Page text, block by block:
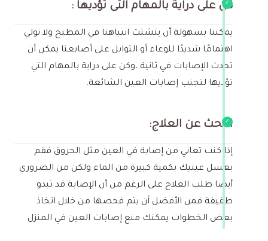
كن على دراية بالمهام التى تؤديها :
يمكننا بسهولة أن يتشتت انتباهنا في المطبخ ولا نولي
اهتمامًا شديدًا للوعاء أو التوابل على أصابعنا يمكن أن
تحدث الإصابات في ثانية ،وكن على دراية بالمهام التي
تؤديها لتجنب إصابات العين الشائعة.
البحث عن العلاج:
إذا كنت تعاني من إصابة في العين مثل الحروق فقم
بغسل عينيك بكمية كبيرة من الماء ولكن من الضروري
أيضًا طلب العلاج على الرغم من أن الإصابة قد تبدو
طفيفة فمن الأفضل أن يتم فحصها من خلال اتخاذ
بعض الخطوات يمكنك منع إصابات العين في المنزل